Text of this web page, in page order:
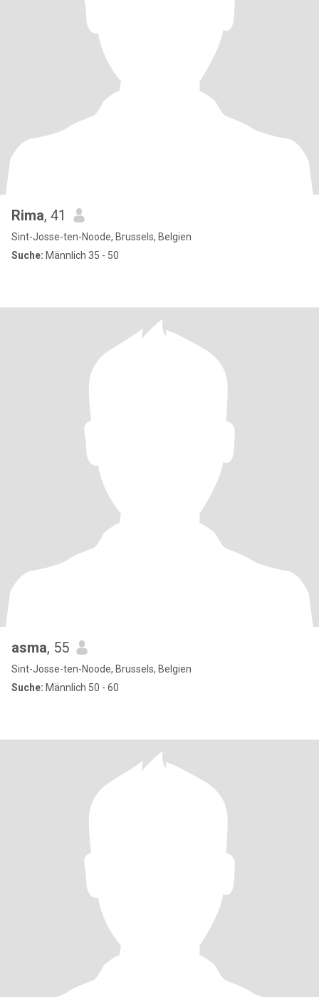
Rima, 41
Sint-Josse-ten-Noode, Brussels, Belgien
Suche: Männlich 35 - 50
asma, 55
Sint-Josse-ten-Noode, Brussels, Belgien
Suche: Männlich 50 - 60